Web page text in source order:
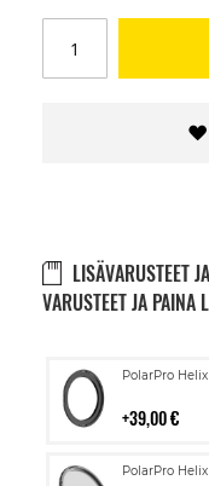
LISÄVARUSTEET
VARUSTEET JA PAINA
PolarPro
39,00 €
Lisää
PolarPro
Lisää